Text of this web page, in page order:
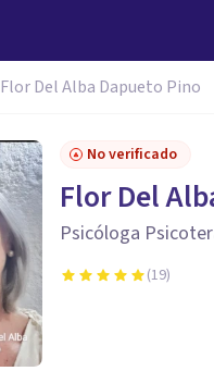
Flor Del Alba Dapueto Pino
No verificado
Flor Del
Psicóloga
(19)